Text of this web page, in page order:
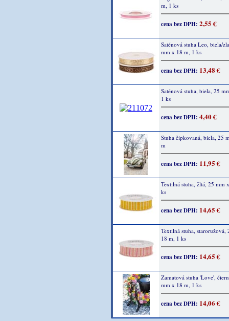
m, 1 ks
cena bez DPH: 2,55 €
Saténová stuha Leo, biela/
mm x 18 m, 1 ks
cena bez DPH: 13,48 €
Saténová stuha, biela, 25
1 ks
cena bez DPH: 4,40 €
Stuha čipkovaná, biela, 25
m
cena bez DPH: 11,95 €
Textilná stuha, žltá, 25 mm
ks
cena bez DPH: 14,65 €
Textilná stuha, staroružová,
18 m, 1 ks
cena bez DPH: 14,65 €
Zamatová stuha 'Love',
mm x 18 m, 1 ks
cena bez DPH: 14,06 €